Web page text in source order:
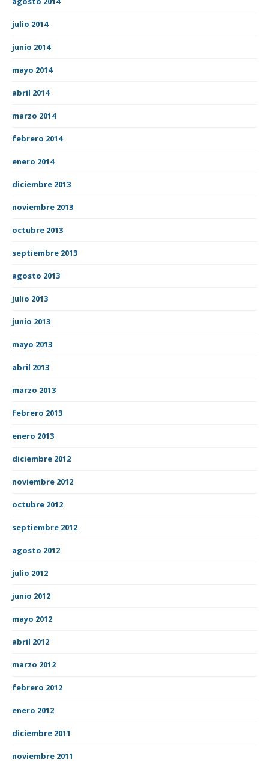
julio 2014
junio 2014
mayo 2014
abril 2014
marzo 2014
febrero 2014
enero 2014
diciembre 2013
noviembre 2013
octubre 2013
septiembre 2013
agosto 2013
julio 2013
junio 2013
mayo 2013
abril 2013
marzo 2013
febrero 2013
enero 2013
diciembre 2012
noviembre 2012
octubre 2012
septiembre 2012
agosto 2012
julio 2012
junio 2012
mayo 2012
abril 2012
marzo 2012
febrero 2012
enero 2012
diciembre 2011
noviembre 2011